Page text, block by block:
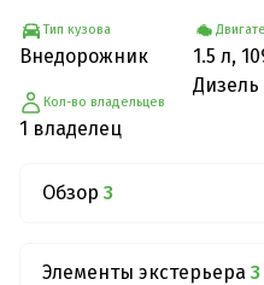
Тип кузова
Внедорожник
Кол-во владельцев
1 владелец
1.5 л,
Дизель
Обзор 3
Элементы экстерьера 3